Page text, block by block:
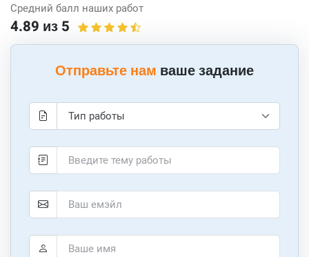
Средний балл наших работ
4.89 из 5
Отправьте нам ваше задание